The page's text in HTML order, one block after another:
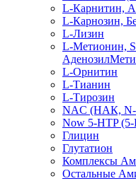
L-Карнитин,
L-Карнозин,
L-Лизин
L-Метионин,
L-Орнитин
L-Тианин
L-Тирозин
NAC (НАК, N-
Now 5-HTP
Глицин
Глутатион
Комплексы
Остальные